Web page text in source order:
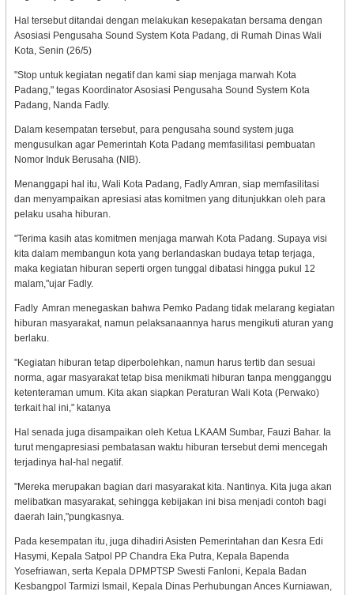
Hal tersebut ditandai dengan melakukan kesepakatan bersama dengan
Asosiasi Pengusaha Sound System Kota Padang, di Rumah Dinas Wali
Kota, Senin (26/5)
"Stop untuk kegiatan negatif dan kami siap menjaga marwah Kota
Padang," tegas Koordinator Asosiasi Pengusaha Sound System Kota
Padang, Nanda Fadly.
Dalam kesempatan tersebut, para pengusaha sound system juga
mengusulkan agar Pemerintah Kota Padang memfasilitasi pembuatan
Nomor Induk Berusaha (NIB).
Menanggapi hal itu, Wali Kota Padang, Fadly Amran, siap memfasilitasi
dan menyampaikan apresiasi atas komitmen yang ditunjukkan oleh para
pelaku usaha hiburan.
"Terima kasih atas komitmen menjaga marwah Kota Padang. Supaya visi
kita dalam membangun kota yang berlandaskan budaya tetap terjaga,
maka kegiatan hiburan seperti orgen tunggal dibatasi hingga pukul 12
malam,"ujar Fadly.
Fadly Amran menegaskan bahwa Pemko Padang tidak melarang kegiatan
hiburan masyarakat, namun pelaksanaannya harus mengikuti aturan yang
berlaku.
"Kegiatan hiburan tetap diperbolehkan, namun harus tertib dan sesuai
norma, agar masyarakat tetap bisa menikmati hiburan tanpa mengganggu
ketenteraman umum. Kita akan siapkan Peraturan Wali Kota (Perwako)
terkait hal ini," katanya
Hal senada juga disampaikan oleh Ketua LKAAM Sumbar, Fauzi Bahar. Ia
turut mengapresiasi pembatasan waktu hiburan tersebut demi mencegah
terjadinya hal-hal negatif.
"Mereka merupakan bagian dari masyarakat kita. Nantinya. Kita juga akan
melibatkan masyarakat, sehingga kebijakan ini bisa menjadi contoh bagi
daerah lain,"pungkasnya.
Pada kesempatan itu, juga dihadiri Asisten Pemerintahan dan Kesra Edi
Hasymi, Kepala Satpol PP Chandra Eka Putra, Kepala Bapenda
Yosefriawan, serta Kepala DPMPTSP Swesti Fanloni, Kepala Badan
Kesbangpol Tarmizi Ismail, Kepala Dinas Perhubungan Ances Kurniawan,